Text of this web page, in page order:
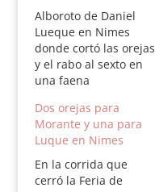
Alboroto de Daniel
Lueque en Nimes
donde cortó las orejas
y el rabo al sexto en
una faena
toros de Valdefresno y
uno (2º) de Fraile
Mazas, bien
presentados y de
buen juego en
Dos orejas para
Morante y una para
Luque en Nimes
En la corrida que
cerró la Feria de